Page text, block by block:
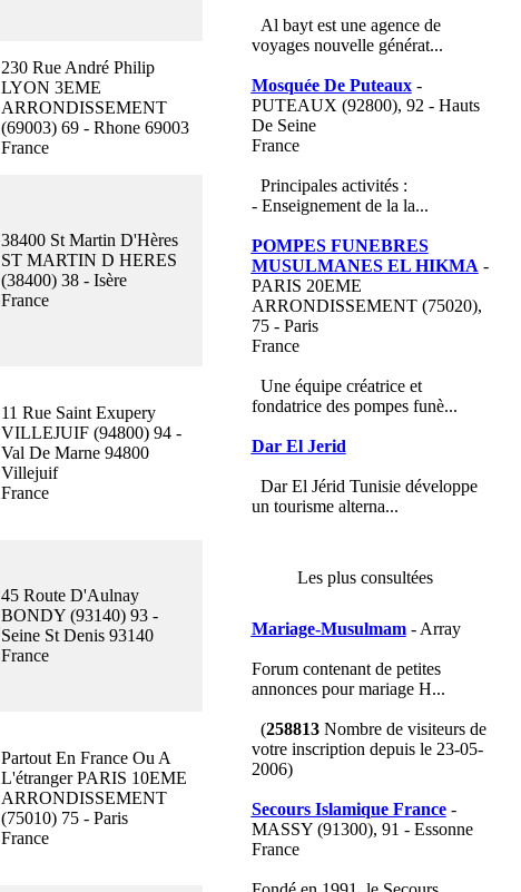
230 Rue André Philip
LYON 3EME
ARRONDISSEMENT
(69003) 69 - Rhone 69003
France
38400 St Martin D'Hères
ST MARTIN D HERES
(38400) 38 - Isère
France
11 Rue Saint Exupery
VILLEJUIF (94800) 94 -
Val De Marne 94800
Villejuif
France
45 Route D'Aulnay
BONDY (93140) 93 -
Seine St Denis 93140
France
Partout En France Ou A
L'étranger PARIS 10EME
ARRONDISSEMENT
(75010) 75 - Paris
France
Al bayt est une agence de
voyages nouvelle générat...
Mosquée De Puteaux-
PUTEAUX (92800), 92 - Hauts
De Seine
France
Principales activités :
- Enseignement de la la...
POMPES FUNEBRES
MUSULMANES EL HIKMA -
PARIS 20EME
ARRONDISSEMENT (75020),
75 - Paris
France
Une équipe créatrice et
fondatrice des pompes funè...
Dar El Jerid
Dar El Jérid Tunisie développe
un tourisme alterna...
Les plus consultées
Mariage-Musulmam- Array
Forum contenant de petites
annonces pour mariage H...
(258813Nombre de visiteurs de
votre inscription depuis le 23-05-
2006)
Secours Islamique France-
MASSY (91300), 91 - Essonne
France